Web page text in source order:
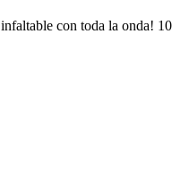
con toda la onda!